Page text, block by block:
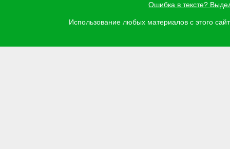
Ошибка в тексте?
Использование любых материалов с этого
Задать вопрос